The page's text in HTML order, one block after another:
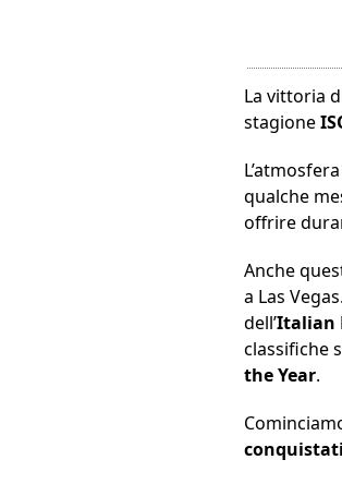
La vittoria
stagione
qualche
offrire
Anche
a Las Vegas.
dell’Italian
classifiche
the Year.